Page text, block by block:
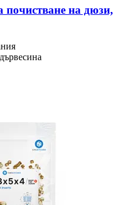
почистване на дюзи,